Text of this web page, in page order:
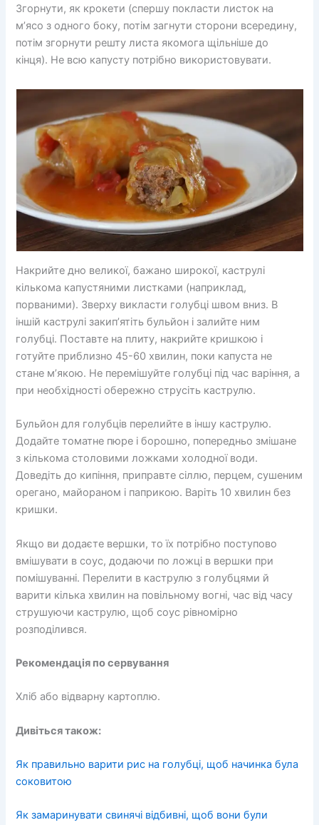
Згорнути, як крокети (спершу покласти листок на
м’ясо з одного боку, потім загнути сторони всередину,
потім згорнути решту листа якомога щільніше до
кінця). Не всю капусту потрібно використовувати.
Накрийте дно великої, бажано широкої, каструлі
кількома капустяними листками (наприклад,
порваними). Зверху викласти голубці швом вниз. В
іншій каструлі закип’ятіть бульйон і залийте ним
голубці. Поставте на плиту, накрийте кришкою і
готуйте приблизно 45-60 хвилин, поки капуста не
стане м’якою. Не перемішуйте голубці під час варіння, а
при необхідності обережно струсіть каструлю.
Бульйон для голубців перелийте в іншу каструлю.
Додайте томатне пюре і борошно, попередньо змішане
з кількома столовими ложками холодної води.
Доведіть до кипіння, приправте сіллю, перцем, сушеним
орегано, майораном і паприкою. Варіть 10 хвилин без
кришки.
Якщо ви додаєте вершки, то їх потрібно поступово
вмішувати в соус, додаючи по ложці в вершки при
помішуванні. Перелити в каструлю з голубцями й
варити кілька хвилин на повільному вогні, час від часу
струшуючи каструлю, щоб соус рівномірно
розподілився.
Рекомендація по сервування
Хліб або відварну картоплю.
Дивіться також:
Як правильно варити рис на голубці, щоб начинка була
соковитою
Як замаринувати свинячі відбивні, щоб вони були